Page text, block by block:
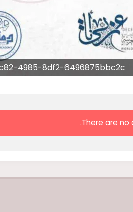
4985-8df2-6496875bbc2c
There are